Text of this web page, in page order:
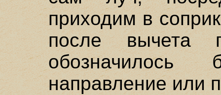
приходим в
после вычета
направление или